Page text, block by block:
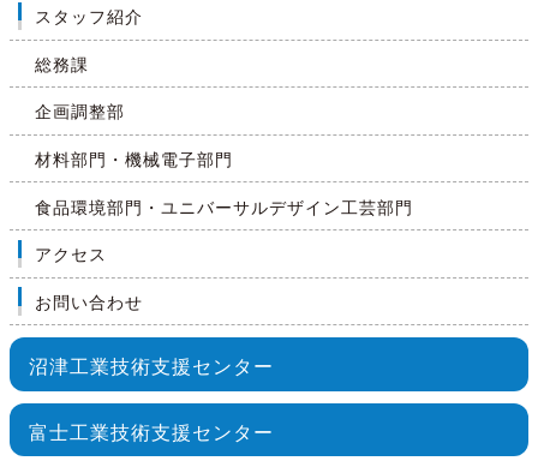
スタッフ紹介
総務課
企画調整部
材料部門・機械電子部門
食品環境部門・ユニバーサルデザイン工芸部門
アクセス
お問い合わせ
沼津工業技術支援センター
富士工業技術支援センター